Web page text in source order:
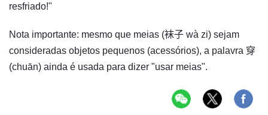
resfriado!"
Nota importante: mesmo que meias (袜子 wà zi) sejam
consideradas objetos pequenos (acessórios), a palavra 穿
(chuān) ainda é usada para dizer "usar meias".